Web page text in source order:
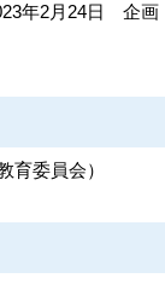
年2月24日
企画
育委員会）